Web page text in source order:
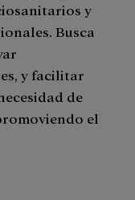
y
Busca
y facilitar
de
el